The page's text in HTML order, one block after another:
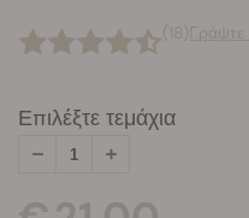
Επιλέξτε τεμάχια